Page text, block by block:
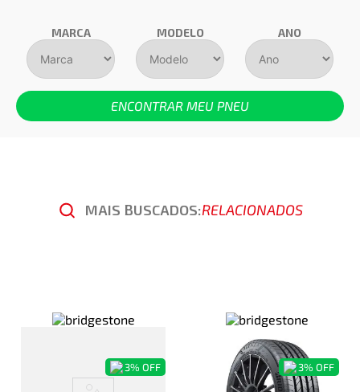
MARCA MODELO ANO
ENCONTRAR MEU PNEU
MAIS BUSCADOS:RELACIONADOS
3% OFF 3% OFF